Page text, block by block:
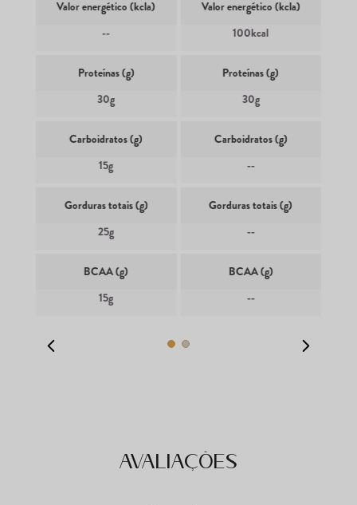
Valor energético (kcla)
--
Proteínas (g)
30g
Carboidratos (g)
15g
Gorduras totais (g)
25g
BCAA (g)
15g
Valor energético (kcla)
100kcal
Proteínas (g)
30g
Carboidratos (g)
--
Gorduras totais (g)
--
BCAA (g)
--
Avaliações